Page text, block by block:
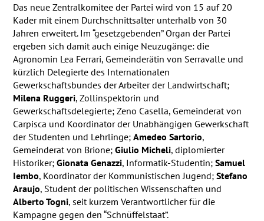
Das neue Zentralkomitee der Partei wird von 15 auf 20
Kader mit einem Durchschnittsalter unterhalb von 30
Jahren erweitert. Im “gesetzgebenden” Organ der Partei
ergeben sich damit auch einige Neuzugänge: die
Agronomin Lea Ferrari, Gemeinderätin von Serravalle und
kürzlich Delegierte des Internationalen
Gewerkschaftsbundes der Arbeiter der Landwirtschaft;
Milena Ruggeri, Zollinspektorin und
Gewerkschaftsdelegierte; Zeno Casella, Gemeinderat von
Carpisca und Koordinator der Unabhängigen Gewerkschaft
der Studenten und Lehrlinge; Amedeo Sartorio,
Gemeinderat von Brione; Giulio Micheli, diplomierter
Historiker; Gionata Genazzi, Informatik-Studentin; Samuel
Iembo, Koordinator der Kommunistischen Jugend; Stefano
Araujo, Student der politischen Wissenschaften und
Alberto Togni, seit kurzem Verantwortlicher für die
Kampagne gegen den “Schnüffelstaat”.